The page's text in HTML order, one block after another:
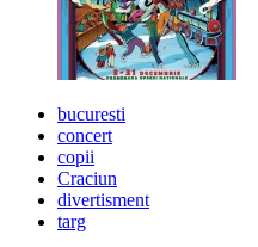
bucuresti
concert
copii
Craciun
divertisment
targ